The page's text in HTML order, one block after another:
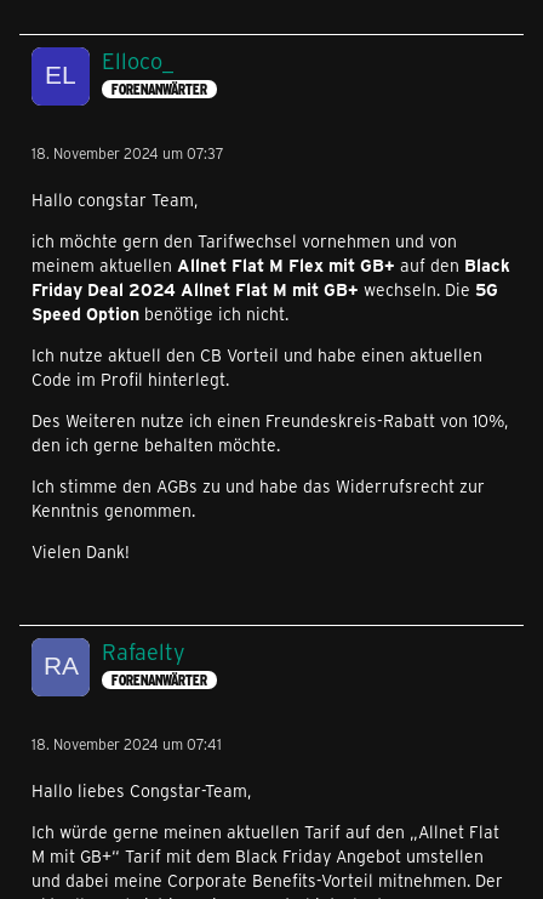
Elloco_
FORENANWÄRTER
18. November 2024 um 07:37
Hallo congstar Team,
ich möchte gern den Tarifwechsel vornehmen und von
meinem aktuellen Allnet Flat M Flex mit GB+ auf den Black
Friday Deal 2024 Allnet Flat M mit GB+ wechseln. Die 5G
Speed Option benötige ich nicht.
Ich nutze aktuell den CB Vorteil und habe einen aktuellen
Code im Profil hinterlegt.
Des Weiteren nutze ich einen Freundeskreis-Rabatt von 10%,
den ich gerne behalten möchte.
Ich stimme den AGBs zu und habe das Widerrufsrecht zur
Kenntnis genommen.
Vielen Dank!
Rafaelty
FORENANWÄRTER
18. November 2024 um 07:41
Hallo liebes Congstar-Team,
Ich würde gerne meinen aktuellen Tarif auf den „Allnet Flat
M mit GB+“ Tarif mit dem Black Friday Angebot umstellen
und dabei meine Corporate Benefits-Vorteil mitnehmen. Der